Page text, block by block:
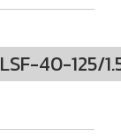
40-125/